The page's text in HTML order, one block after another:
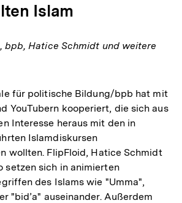
Islam
bpb, Hatice Schmidt und weitere
für politische Bildung/bpb hat mit
YouTubern kooperiert, die sich aus
Interesse heraus mit den in
Islamdiskursen
wollten. FlipFloid, Hatice Schmidt
setzen sich in animierten
des Islams wie "Umma",
"bid’a" auseinander. Außerdem